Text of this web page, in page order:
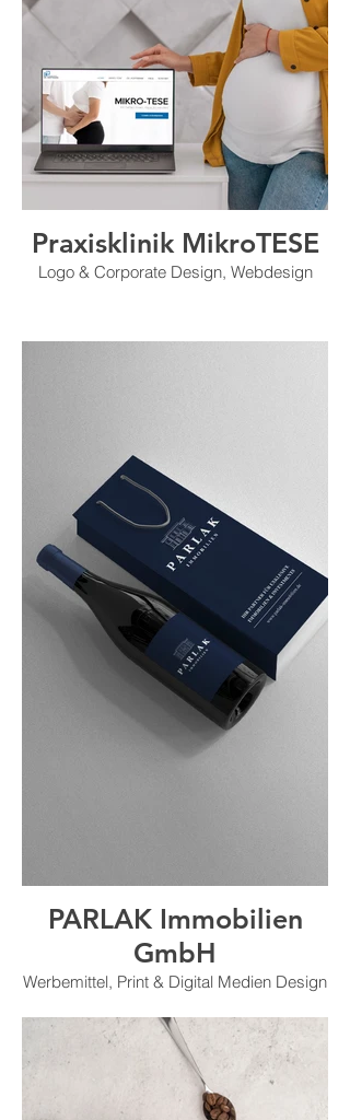
Praxisklinik MikroTESE
Logo & Corporate Design, Webdesign
PARLAK Immobilien
GmbH
Werbemittel, Print & Digital Medien Design